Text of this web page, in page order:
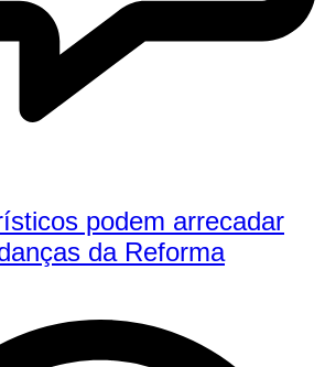
podem arrecadar
da Reforma